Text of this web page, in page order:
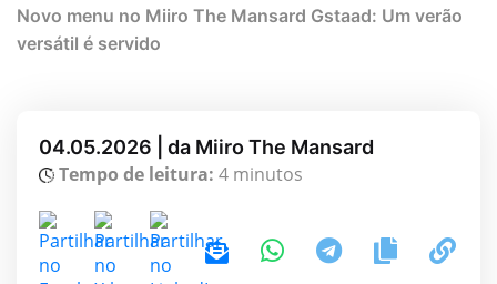
Novo menu no Miiro The Mansard Gstaad: Um verão
versátil é servido
04.05.2026 | da Miiro The Mansard
Tempo de leitura: 4 minutos